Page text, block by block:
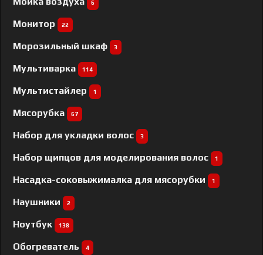
6
Монитор 22
Морозильный шкаф 3
Мультиварка 114
Мультистайлер 1
Мясорубка 67
Набор для укладки волос 3
Набор щипцов для моделирования волос 1
Насадка-соковыжималка для мясорубки 1
Наушники 2
Ноутбук 138
Обогреватель 4